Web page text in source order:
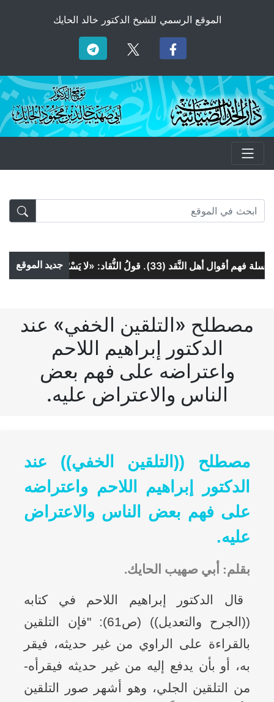
الموقع الرسمي للشيخ الدكتور خالد الحايك
جديد الموقع أقوال أهل النَّقد (33). قولُ النُّقاد: «لا يَسْتَخِفُّه» و«لا يَسْتَمْرِئُه»!
مصطلح «التلقين الخفي» عند
الدكتور إبراهيم اللاحم
واعتراضه على فهم بعض
الناس والاعتراض عليه.
مصطلح ((التلقين الخفي)) عند
الدكتور إبراهيم اللاحم واعتراضه
على فهم بعض الناس والاعتراض
عليه.
بقلم: أبي صهيب الحايك.
قال الدكتور إبراهيم اللاحم في كتابه
((الجرح والتعديل)) (ص61): "فإن التلقين
بالقراءة على الراوي من غير حديثه، فيقر
به، أو بأن يدفع إليه من غير حديثه فيقرأه-
من التلقين الجلي، وهو أشهر صور التلقين